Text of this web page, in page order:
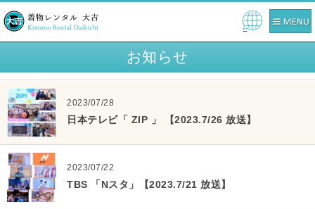
Pow
お知らせ
2023/07/28
日本テレビ「 ZIP 」 【2023.7/26 放送】
2023/07/22
TBS 「Nスタ」【2023.7/21 放送】